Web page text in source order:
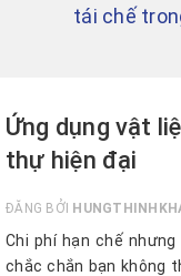
tái chế
Ứng dụng vật
thự hiện đại
ĐĂNG BỞI
Chi phí hạn chế
chắc chắn bạn không